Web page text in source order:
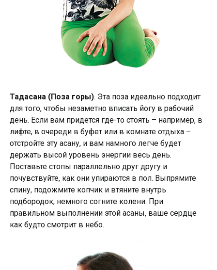
Тадасана (Поза горы). Эта поза идеально подходит
для того, чтобы незаметно вписать йогу в рабочий
день. Если вам придется где-то стоять – например, в
лифте, в очереди в буфет или в комнате отдыха –
отстройте эту асану, и вам намного легче будет
держать высой уровень энергии весь день.
Поставьте стопы параллельно друг другу и
почувствуйте, как они упираются в пол. Выпрямите
спину, подожмите копчик и втяните внутрь
подбородок, немного согните колени. При
правильном выполнении этой асаны, ваше сердце
как будто смотрит в небо.